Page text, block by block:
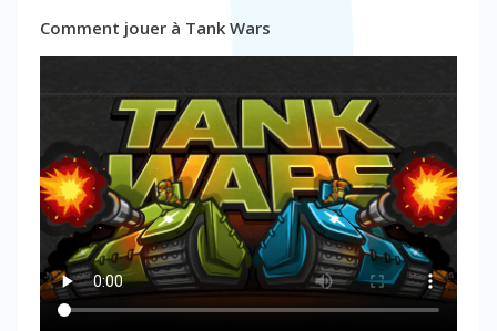
Comment jouer à Tank Wars